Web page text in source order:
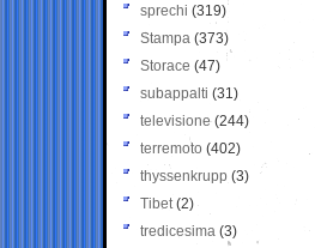
sprechi (319)
Stampa (373)
Storace (47)
subappalti (31)
televisione(244)
terremoto (402)
thyssenkrupp (3)
Tibet(2)
tredicesima (3)